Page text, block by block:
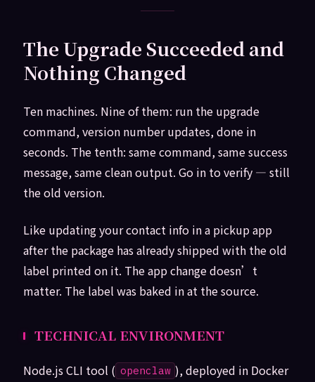
The Upgrade Succeeded and
Nothing Changed
Ten machines. Nine of them: run the upgrade
command, version number updates, done in
seconds. The tenth: same command, same success
message, same clean output. Go in to verify — still
the old version.
Like updating your contact info in a pickup app
after the package has already shipped with the old
label printed on it. The app change doesn’t
matter. The label was baked in at the source.
TECHNICAL ENVIRONMENT
Node.js CLI tool ( openclaw ), deployed in Docker